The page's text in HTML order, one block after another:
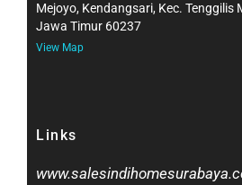
Mejoyo, Kendangsari, Kec. Tenggilis
Jawa Timur 60237
View Map
Links